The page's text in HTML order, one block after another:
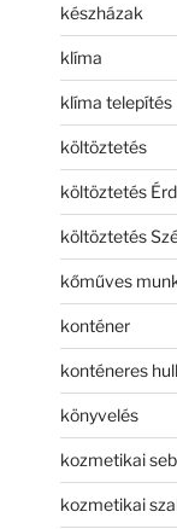
készházak
klíma
klíma telepítés
költöztetés
költöztetés Érd
költöztetés
kőműves
konténer
konténeres
könyvelés
kozmetikai
kozmetikai